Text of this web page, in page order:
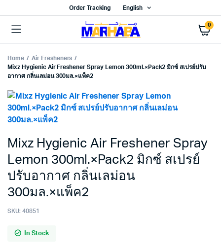
Order Tracking English
0
Home
Air Fresheners
Mixz Hygienic Air Freshener Spray Lemon 300ml.×Pack2 มิกซ์ สเปรย์ปรับ
อากาศ กลิ่นเลม่อน 300มล.×แพ็ค2
Mixz Hygienic Air Freshener Spray
Lemon 300ml.×Pack2 มิกซ์ สเปรย์
ปรับอากาศ กลิ่นเลม่อน
300มล.×แพ็ค2
SKU: 40851
In Stock